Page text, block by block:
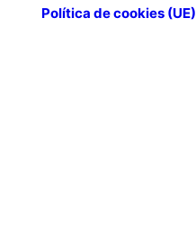
Política de cookies (UE)